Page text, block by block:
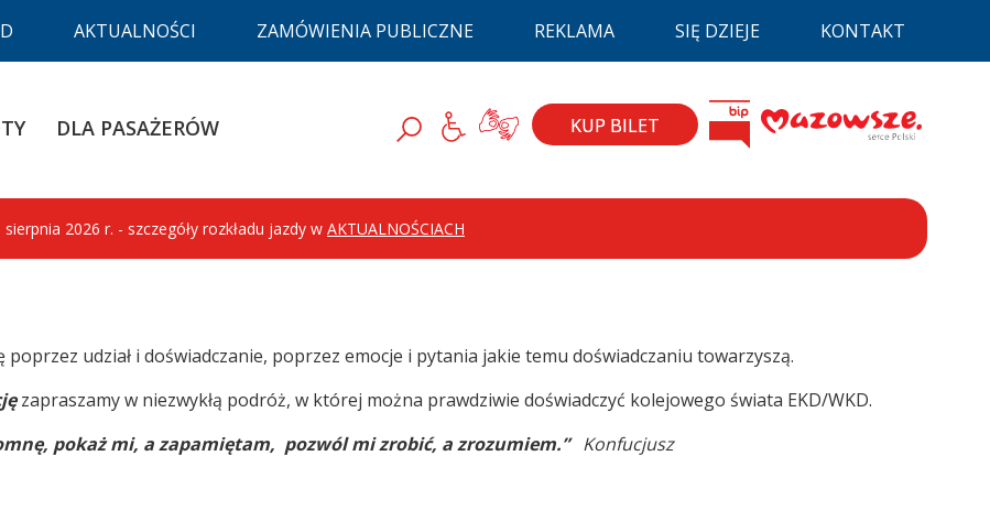
AKTUALNOŚCI ZAMÓWIENIA PUBLICZNE REKLAMA SIĘ DZIEJE KONTAKT
DLA PASAŻERÓW Szukaj Dla
Język migowyKUP BILET
BIP Mazovia
2026 r. - szczegóły rozkładu jazdy w AKTUALNOŚCIACH
poprzez udział i doświadczanie, poprzez emocje i pytania jakie temu doświadczaniu towarzyszą.
zapraszamy w niezwykłą podróż, w której można prawdziwie doświadczyć kolejowego świata EKD/WKD.
pokaż mi, a zapamiętam, pozwól mi zrobić, a zrozumiem.” Konfucjusz